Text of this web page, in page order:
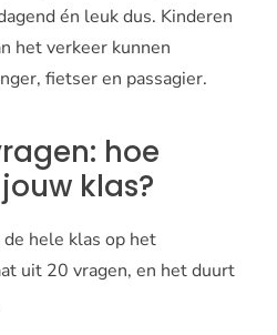
én leuk dus. Kinderen
het verkeer kunnen
fietser en passagier.
hoe
klas?
hele klas op het
uit 20 vragen, en het duurt